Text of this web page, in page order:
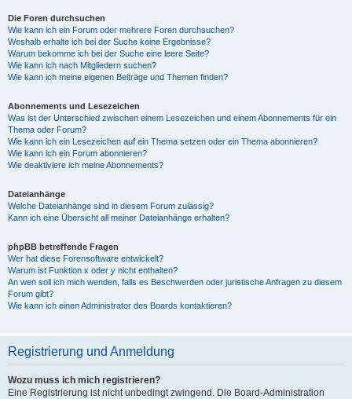
Die Foren durchsuchen
Wie kann ich ein Forum oder mehrere Foren durchsuchen?
Weshalb erhalte ich bei der Suche keine Ergebnisse?
Warum bekomme ich bei der Suche eine leere Seite?
Wie kann ich nach Mitgliedern suchen?
Wie kann ich meine eigenen Beiträge und Themen finden?
Abonnements und Lesezeichen
Was ist der Unterschied zwischen einem Lesezeichen und einem Abonnements für ein
Thema oder Forum?
Wie kann ich ein Lesezeichen auf ein Thema setzen oder ein Thema abonnieren?
Wie kann ich ein Forum abonnieren?
Wie deaktiviere ich meine Abonnements?
Dateianhänge
Welche Dateianhänge sind in diesem Forum zulässig?
Kann ich eine Übersicht all meiner Dateianhänge erhalten?
phpBB betreffende Fragen
Wer hat diese Forensoftware entwickelt?
Warum ist Funktion x oder y nicht enthalten?
An wen soll ich mich wenden, falls es Beschwerden oder juristische Anfragen zu diesem
Forum gibt?
Wie kann ich einen Administrator des Boards kontaktieren?
Registrierung und Anmeldung
Wozu muss ich mich registrieren?
Eine Registrierung ist nicht unbedingt zwingend. Die Board-Administration